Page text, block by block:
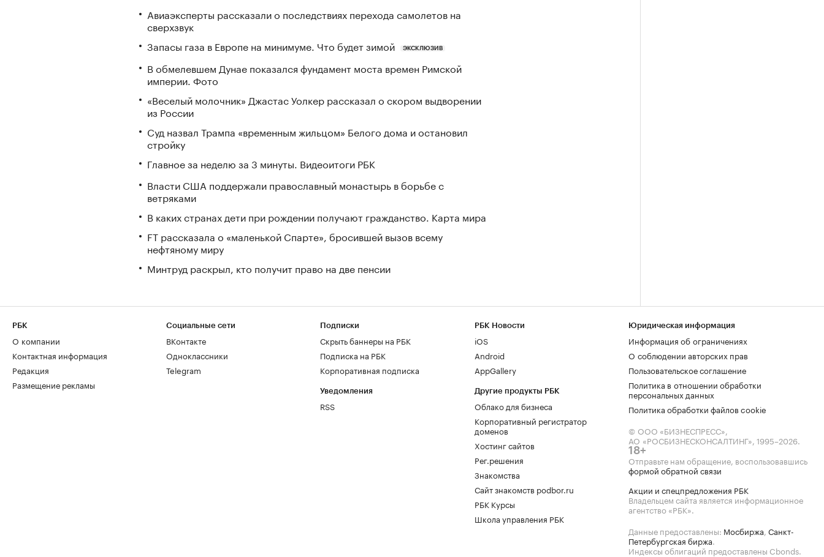
Авиаэксперты рассказали о последствиях перехода самолетов на
сверхзвук
Запасы газа в Европе на минимуме. Что будет зимой
ЭКСКЛЮЗИВ
В обмелевшем Дунае показался фундамент моста времен Римской
империи. Фото
«Веселый молочник» Джастас Уолкер рассказал о скором выдворении
из России
Суд назвал Трампа «временным жильцом» Белого дома и остановил
стройку
Главное за неделю за 3 минуты. Видеоитоги РБК
Власти США поддержали православный монастырь в борьбе с
ветряками
В каких странах дети при рождении получают гражданство. Карта мира
FT рассказала о «маленькой Спарте», бросившей вызов всему
нефтяному миру
Минтруд раскрыл, кто получит право на две пенсии
РБК
О компании
Контактная информация
Редакция
Размещение рекламы
Социальные сети
ВКонтакте
Одноклассники
Telegram
Подписки
Скрыть баннеры на РБК
Подписка на РБК
Корпоративная подписка
Уведомления
RSS
РБК Новости
iOS
Android
AppGallery
Другие продукты РБК
Облако для бизнеса
Корпоративный регистратор
доменов
Хостинг сайтов
Рег.решения
Знакомства
Сайт знакомств podbor.ru
РБК Курсы
Школа управления РБК
Юридическая информация
Информация об ограничениях
О соблюдении авторских прав
Пользовательское соглашение
Политика в отношении обработки
персональных данных
Политика обработки файлов cookie
© ООО «БИЗНЕСПРЕСС»,
АО «РОСБИЗНЕСКОНСАЛТИНГ», 1995–2026.
18+
Отправьте нам обращение, воспользовавшись
формой обратной связи
Акции и спецпредложения РБК
Владельцем сайта является информационное
агентство «РБК».
Данные предоставлены: Мосбиржа, Санкт-
Петербургская биржа.
Индексы облигаций предоставлены Cbonds.